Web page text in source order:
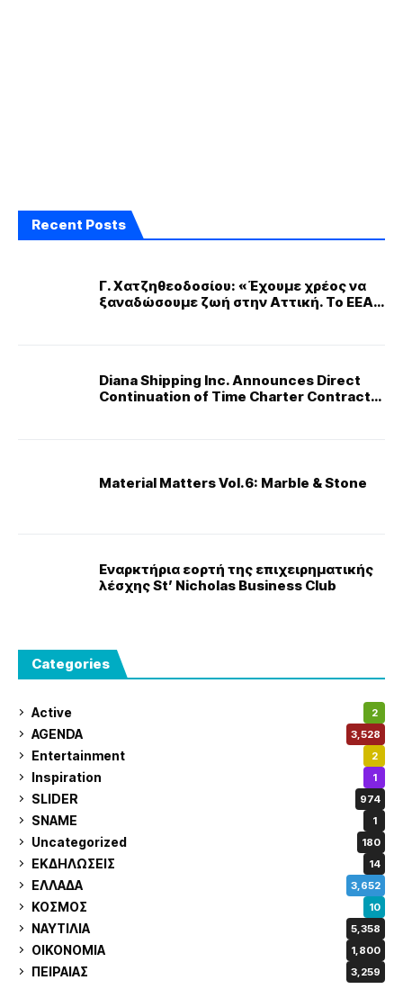
Recent Posts
Γ. Χατζηθεοδοσίου: «Έχουμε χρέος να
ξαναδώσουμε ζωή στην Αττική. Το ΕΕΑ
Diana Shipping Inc. Announces Direct
Continuation of Time Charter Contract
Material Matters Vol.6: Marble & Stone
Εναρκτήρια εορτή της επιχειρηματικής
λέσχης St’ Nicholas Business Club
Categories
Active 2
AGENDA 3,528
Entertainment 2
Inspiration 1
SLIDER 974
SNAME 1
Uncategorized 180
ΕΚΔΗΛΩΣΕΙΣ 14
ΕΛΛΑΔΑ 3,652
ΚΟΣΜΟΣ 10
ΝΑΥΤΙΛΙΑ 5,358
ΟΙΚΟΝΟΜΙΑ 1,800
ΠΕΙΡΑΙΑΣ 3,259